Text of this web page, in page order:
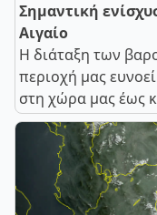
Σημαντική
Αιγαίο
Η διάταξη των
περιοχή μας
στη χώρα μας έως